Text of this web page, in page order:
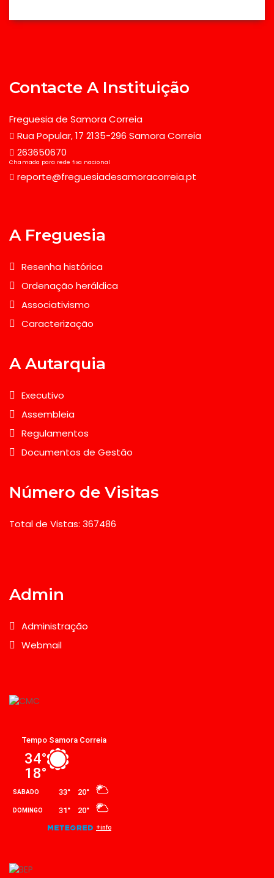
Contacte A Instituição
Freguesia de Samora Correia
Rua Popular, 17 2135-296 Samora Correia
263650670
Chamada para rede fixa nacional
reporte@freguesiadesamoracorreia.pt
A Freguesia
Resenha histórica
Ordenação heráldica
Associativismo
Caracterização
A Autarquia
Executivo
Assembleia
Regulamentos
Documentos de Gestão
Número de Visitas
Total de Vistas: 367486
Admin
Administração
Webmail